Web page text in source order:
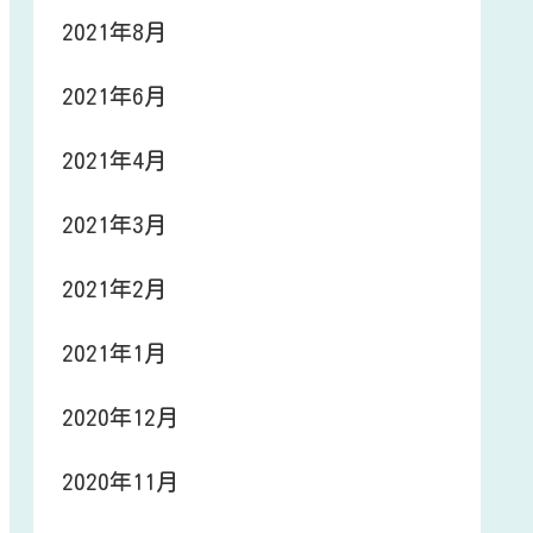
2021年8月
2021年6月
2021年4月
2021年3月
2021年2月
2021年1月
2020年12月
2020年11月